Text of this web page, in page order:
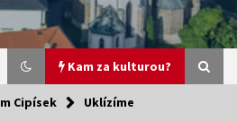
Kam za kulturou?
Cipísek Uklízíme